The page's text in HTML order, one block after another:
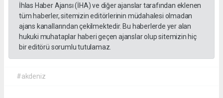
İhlas Haber Ajansı (İHA) ve diğer ajanslar tarafından eklenen
tüm haberler, sitemizin editörlerinin müdahalesi olmadan
ajans kanallarından çekilmektedir. Bu haberlerde yer alan
hukuki muhataplar haberi geçen ajanslar olup sitemizin hiç
bir editörü sorumlu tutulamaz.
#akdeniz